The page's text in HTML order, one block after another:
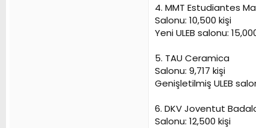
4. MMT Estudiantes
Salonu: 10,500 kişi
Yeni ULEB salonu:
5. TAU Ceramica
Salonu: 9,717 kişi
Genişletilmiş ULEB
6. DKV Joventut
Salonu: 12,500 kişi